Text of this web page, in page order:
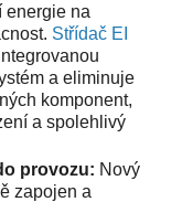
energie na
Střídač EI
a eliminuje
komponent,
a spolehlivý
provozu: Nový
zapojen a